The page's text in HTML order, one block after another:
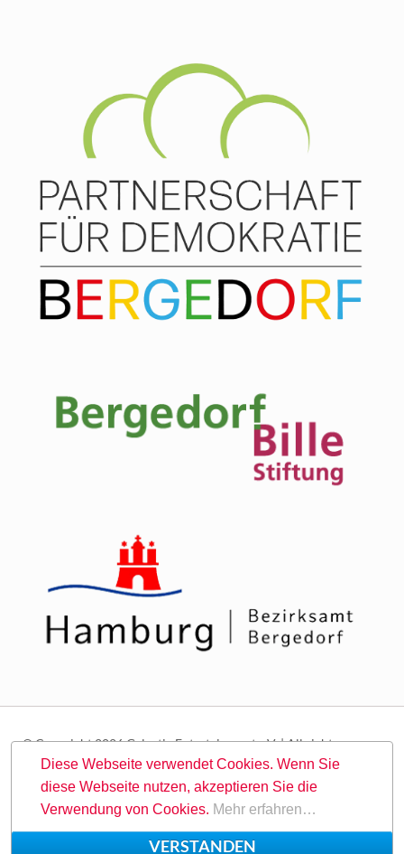
© Copyright 2026 Galactic Entertainment e.V. | All rights
reserved.
Navigation
überspringen
Suche Sitemap Kontakt Impressum Datenschutz
Diese Webseite verwendet Cookies. Wenn Sie
diese Webseite nutzen, akzeptieren Sie die
Verwendung von Cookies. Mehr erfahren…
VERSTANDEN